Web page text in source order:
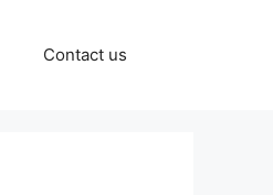
Contact us